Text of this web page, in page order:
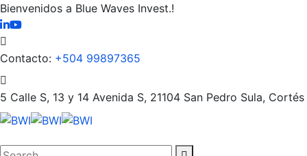
Bienvenidos a Blue Waves Invest.!
Contacto: +504 99897365
5 Calle S, 13 y 14 Avenida S, 21104 San Pedro Sula, Cortés